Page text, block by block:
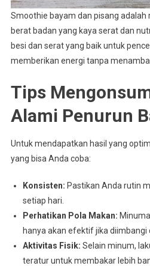
Smoothie bayam dan pisang
berat badan yang kaya serat dan
besi dan serat yang baik untuk
memberikan energi tanpa
Tips
Alami Penurun
Untuk mendapatkan hasil yang
yang bisa Anda coba:
Konsisten: Pastikan Anda rutin
setiap hari.
Perhatikan Pola Makan:
hanya akan efektif jika diimbangi
Aktivitas Fisik: Selain minum,
teratur untuk membakar lebih